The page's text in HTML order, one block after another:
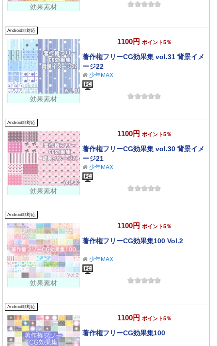
効果素材
Android非対応
効果素材
1100円 ポイント5％
著作権フリーCG効果集 vol.31 背景イメ
ージ22
少年MAX
Android非対応
効果素材
1100円 ポイント5％
著作権フリーCG効果集 vol.30 背景イメ
ージ21
少年MAX
Android非対応
効果素材
1100円 ポイント5％
著作権フリーCG効果集100 Vol.2
少年MAX
Android非対応
1100円 ポイント5％
著作権フリーCG効果集100